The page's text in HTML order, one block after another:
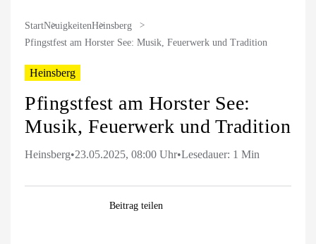
StartNeuigkeitenHeinsberg
Pfingstfest am Horster See: Musik, Feuerwerk und Tradition
Heinsberg
Pfingstfest am Horster See:
Musik, Feuerwerk und Tradition
Heinsberg•23.05.2025, 08:00 Uhr•Lesedauer: 1 Min
Beitrag teilen
Pinterest
E-